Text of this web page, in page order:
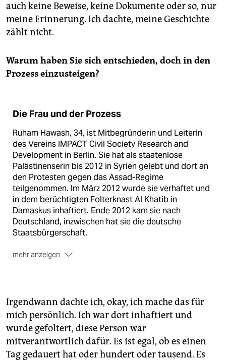
auch keine Beweise, keine Dokumente oder so, nur
meine Erinnerung. Ich dachte, meine Geschichte
zählt nicht.
Warum haben Sie sich entschieden, doch in den
Prozess einzusteigen?
Die Frau und der Prozess
Ruham Hawash, 34, ist Mitbegründerin und Leiterin
des Vereins IMPACT Civil Society Research and
Development in Berlin. Sie hat als staatenlose
Palästinenserin bis 2012 in Syrien gelebt und dort an
den Protesten gegen das Assad-Regime
teilgenommen. Im März 2012 wurde sie verhaftet und
in dem berüchtigten Folterknast Al Khatib in
Damaskus inhaftiert. Ende 2012 kam sie nach
Deutschland, inzwischen hat sie die deutsche
Staatsbürgerschaft.
mehr anzeigen
erstmals weltweit zwei Mitarbeiter des Assad-
Regimes vor Gericht. Beide wurden wegen
Verbrechen gegen die Menschlichkeit verurteilt. R.
wegen 27-fachen Mordes, Folter in mindestens 4.000
Fällen und Vergewaltigung. Die Urteile sind noch
nicht rechtskräftig.
Irgendwann dachte ich, okay, ich mache das für
mich persönlich. Ich war dort inhaftiert und
wurde gefoltert, diese Person war
mitverantwortlich dafür. Es ist egal, ob es einen
Tag gedauert hat oder hundert oder tausend. Es